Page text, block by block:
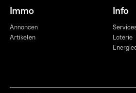
Immo
Annoncen
Artikelen
Info
Loterie